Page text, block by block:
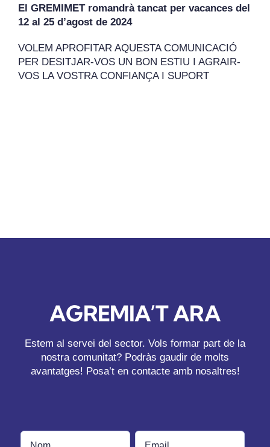
El GREMIMET romandrà tancat per vacances del
12 al 25 d’agost de 2024
VOLEM APROFITAR AQUESTA COMUNICACIÓ
PER DESITJAR-VOS UN BON ESTIU I AGRAIR-
VOS LA VOSTRA CONFIANÇA I SUPORT
AGREMIA’T ARA
Estem al servei del sector. Vols formar part de la
nostra comunitat? Podràs gaudir de molts
avantatges! Posa’t en contacte amb nosaltres!